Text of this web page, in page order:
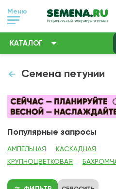
Меню
КАТАЛОГ
Семена петунии
Популярные запросы
АМПЕЛЬНАЯ
КАСКАДНАЯ
КРУПНОЦВЕТКОВАЯ
СЕМЕНА АЛТАЯ
БИОТЕХНИКА